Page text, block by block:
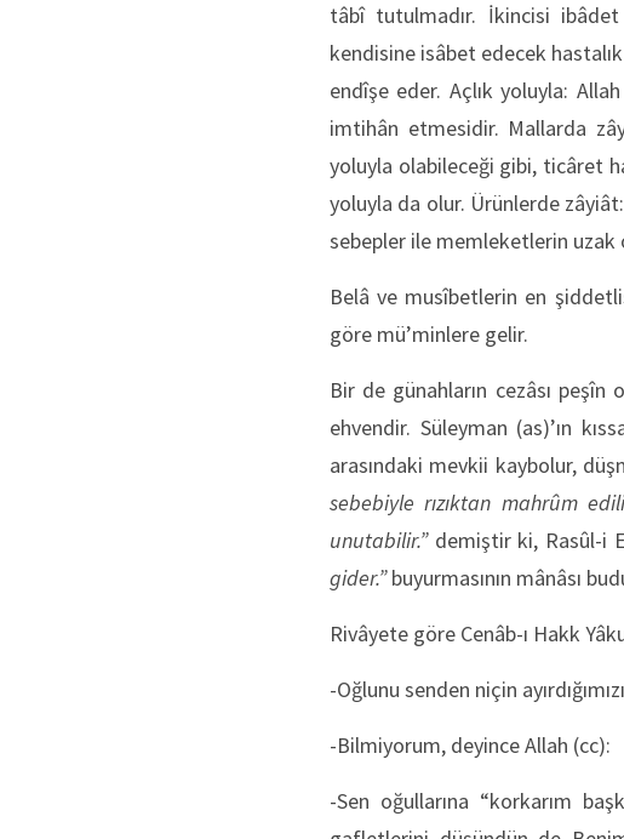
tâbî tutulmadır. İkincisi
kendisine isâbet edecek
endîşe eder. Açlık yoluyla:
imtihân etmesidir. Mallarda
yoluyla olabileceği gibi, ticâret
yoluyla da olur. Ürünlerde
sebepler ile memleketlerin uzak
Belâ ve musîbetlerin en
göre mü’minlere gelir.
Bir de günahların cezâsı
ehvendir. Süleyman (as)’ın
arasındaki mevkii kaybolur,
sebebiyle rızıktan mahrûm
unutabilir.” demiştir ki, Rasûl-i
gider.”buyurmasının mânâsı
Rivâyete göre Cenâb-ı Hakk
-Oğlunu senden niçin
-Bilmiyorum, deyince Allah (cc):
-Sen oğullarına “korkarım